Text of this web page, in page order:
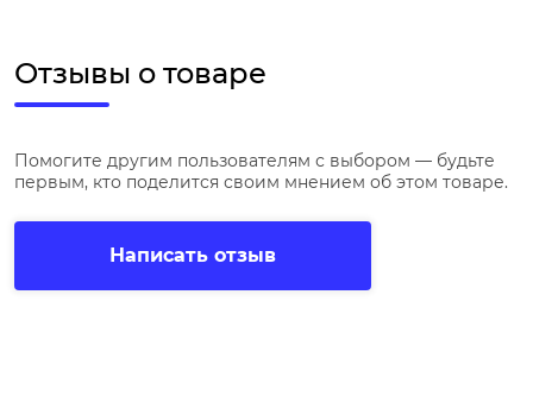
Отзывы о товаре
Помогите другим пользователям с выбором — будьте
первым, кто поделится своим мнением об этом товаре.
Написать отзыв